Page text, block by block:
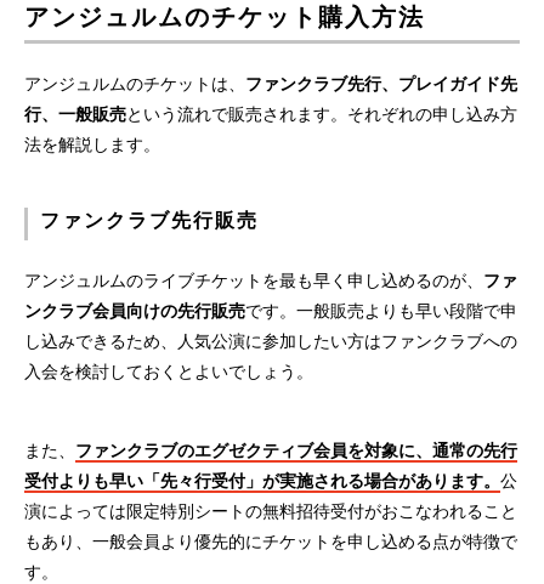
アンジュルムのチケット購入方法
アンジュルムのチケットは、 ファンクラブ先行、プレイガイド先
行、一般販売という流れで販売されます。それぞれの申し込み方
法を解説します。
ファンクラブ先行販売
アンジュルムのライブチケットを最も早く申し込めるのが、 ファ
ンクラブ会員向けの先行販売です。一般販売よりも早い段階で申
し込みできるため、人気公演に参加したい方はファンクラブへの
入会を検討しておくとよいでしょう。
また、 ファンクラブのエグゼクティブ会員を対象に、通常の先行
受付よりも早い「先々行受付」が実施される場合があります。 公
演によっては限定特別シートの無料招待受付がおこなわれること
もあり、一般会員より優先的にチケットを申し込める点が特徴で
す。